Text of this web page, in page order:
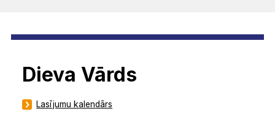
Dieva Vārds
Lasījumu kalendārs